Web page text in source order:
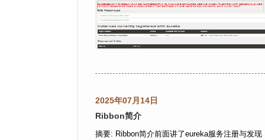
2025年07月14日
Ribbon简介
摘要: Ribbon简介前面讲了eureka服务注册与发